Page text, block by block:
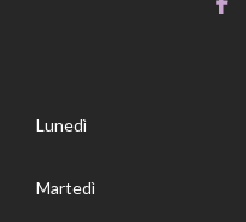
Lunedì
Martedì